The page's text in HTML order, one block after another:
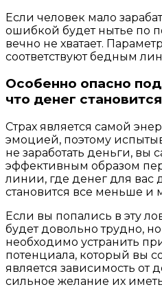
Если человек мало
ошибкой будет нытье по
вечно не хватает.
соответствуют бедным
Особенно опасно
что денег
Страх является самой
эмоцией, поэтому
не заработать деньги, вы
эффективным образом
линии, где денег для вас
становится все меньше и
Если вы попались в эту
будет довольно трудно,
необходимо устранить
потенциала, который вы
является зависимость от
сильное желание их